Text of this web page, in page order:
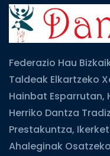
Federazio Hau
Taldeak Elkartzeko
Hainbat Esparrutan,
Herriko Dantza
Prestakuntza,
Ahaleginak